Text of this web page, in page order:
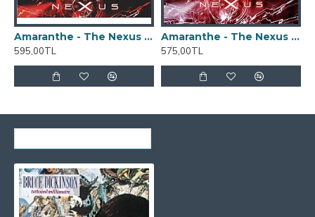
Amaranthe - The Nexus (Digisleeve) CD
595,00TL
Amaranthe - The Nexus CD
575,00TL